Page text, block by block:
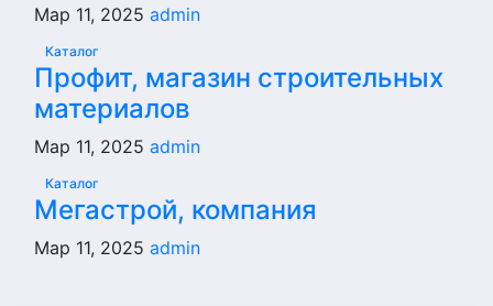
Мар 11, 2025 admin
Каталог
Профит, магазин строительных
материалов
Мар 11, 2025 admin
Каталог
Мегастрой, компания
Мар 11, 2025 admin